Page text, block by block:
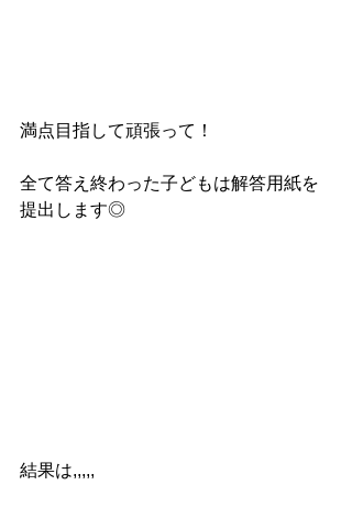
満点目指して頑張って！
全て答え終わった子どもは解答用紙を
提出します◎
結果は,,,,,